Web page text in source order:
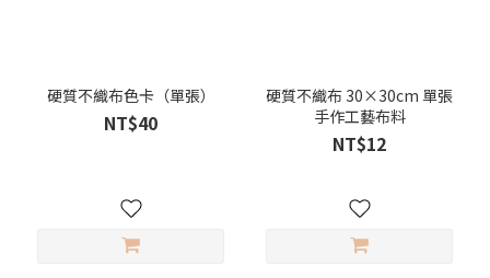
硬質不織布色卡（單張）
NT$40
硬質不織布 30×30cm 單張
手作工藝布料
NT$12